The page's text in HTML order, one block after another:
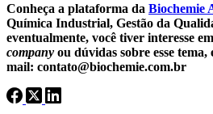
Conheça a plataforma da Biochemie
Química Industrial, Gestão da
eventualmente, você tiver interesse
company ou dúvidas sobre esse
mail: contato@biochemie.com.br